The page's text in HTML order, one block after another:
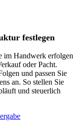
festlegen
im Handwerk erfolgen
oder Pacht.
und passen Sie
an. So stellen Sie
und steuerlich